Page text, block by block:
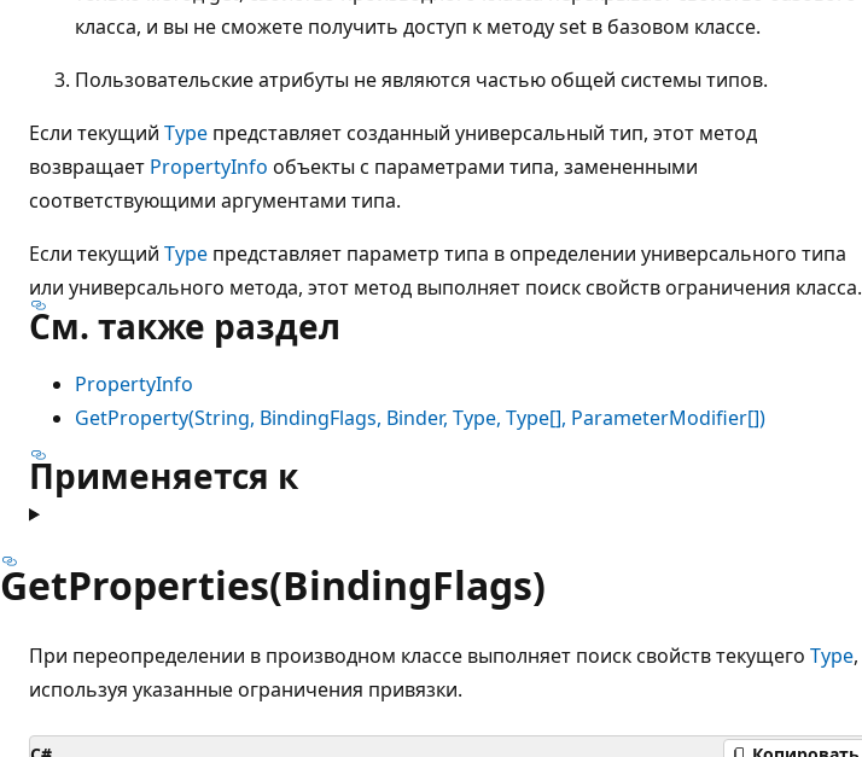
класса, и вы не сможете получить доступ к методу set в базовом классе.
Пользовательские атрибуты не являются частью общей системы типов.
Если текущий Type представляет созданный универсальный тип, этот метод
возвращает PropertyInfo объекты с параметрами типа, замененными
соответствующими аргументами типа.
Если текущий Type представляет параметр типа в определении универсального типа
или универсального метода, этот метод выполняет поиск свойств ограничения класса.
См. также раздел
PropertyInfo
GetProperty(String, BindingFlags, Binder, Type, Type[], ParameterModifier[])
Применяется к
GetProperties(BindingFlags)
При переопределении в производном классе выполняет поиск свойств текущего Type,
используя указанные ограничения привязки.